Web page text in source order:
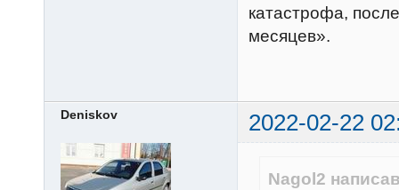
катастрофа,
месяцев».
Deniskov 2022-02-22
Nagol2